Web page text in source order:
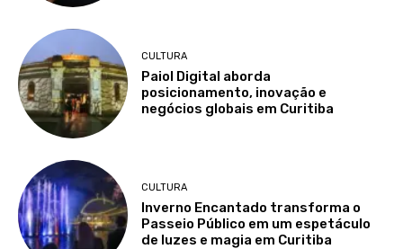
CULTURA
Paiol Digital aborda
posicionamento, inovação e
negócios globais em Curitiba
CULTURA
Inverno Encantado transforma o
Passeio Público em um espetáculo
de luzes e magia em Curitiba